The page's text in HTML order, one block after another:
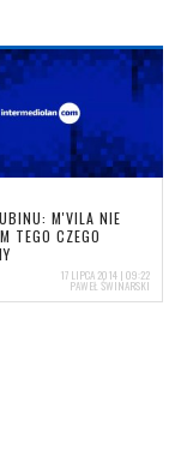
M'VILA NIE
TEGO CZEGO
17 LIPCA 2014 | 09:22
PAWEŁ ŚWINARSKI